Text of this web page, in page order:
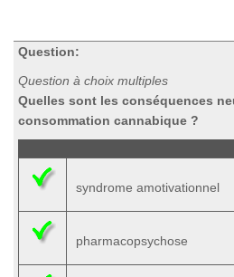
Question:
Question à choix multiples
Quelles sont les conséquences
consommation cannabique ?
syndrome amotivationnel
pharmacopsychose